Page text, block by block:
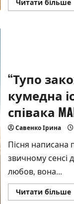
Читати більше
“Тупо
кумедна
співака
Савенко Ірина
Пісня
звичному сенсі
любов, вона...
Читати більше